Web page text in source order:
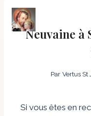
Vertus et
Neuvaine à
Par Vertus St
Si vous êtes en